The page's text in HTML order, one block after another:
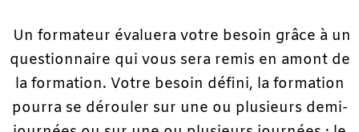
Un formateur évaluera votre besoin grâce à un
questionnaire qui vous sera remis en amont de
la formation. Votre besoin défini, la formation
pourra se dérouler sur une ou plusieurs demi-